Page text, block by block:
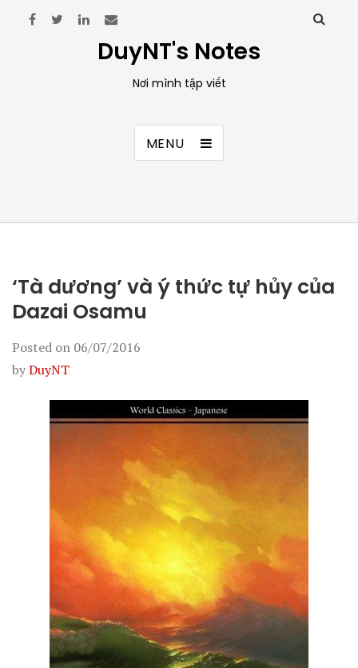
DuyNT's Notes
Nơi mình tập viết
MENU
‘Tà dương’ và ý thức tự hủy của
Dazai Osamu
Posted on 06/07/2016
byDuyNT